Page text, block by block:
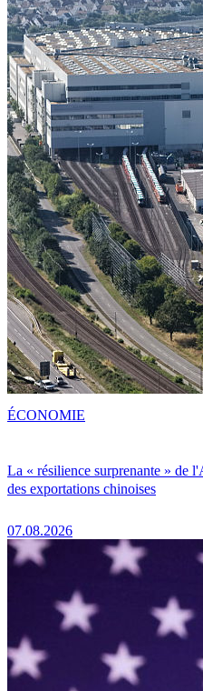
La « résilience surprenante » de
des exportations chinoises
07.08.2026
ÉCONOMIE